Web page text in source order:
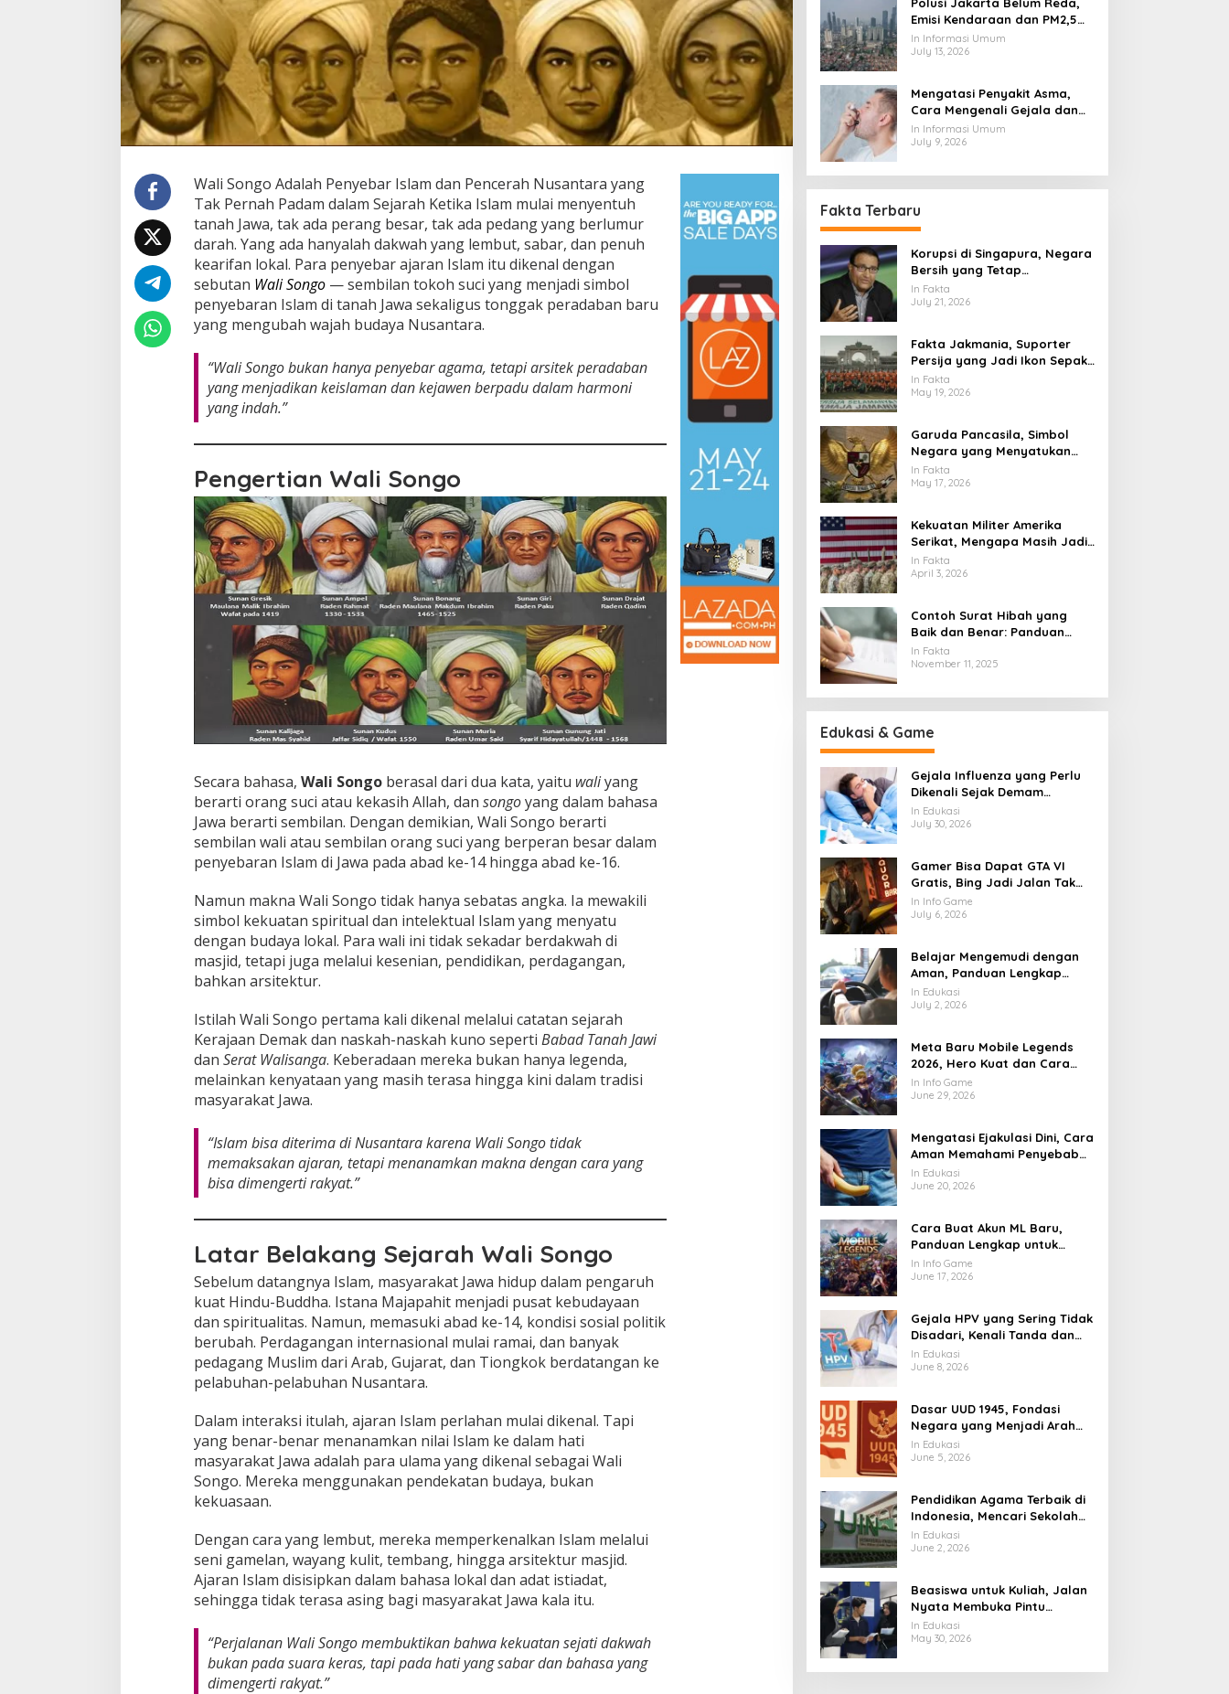
Wali Songo Adalah Penyebar Islam dan Pencerah Nusantara yang
Tak Pernah Padam dalam Sejarah Ketika Islam mulai menyentuh
tanah Jawa, tak ada perang besar, tak ada pedang yang berlumur
darah. Yang ada hanyalah dakwah yang lembut, sabar, dan penuh
kearifan lokal. Para penyebar ajaran Islam itu dikenal dengan
sebutan Wali Songo— sembilan tokoh suci yang menjadi simbol
penyebaran Islam di tanah Jawa sekaligus tonggak peradaban baru
yang mengubah wajah budaya Nusantara.
“Wali Songo bukan hanya penyebar agama, tetapi arsitek peradaban
yang menjadikan keislaman dan kejawen berpadu dalam harmoni
yang indah.”
Pengertian Wali Songo
Secara bahasa, Wali Songoberasal dari dua kata, yaitu waliyang
berarti orang suci atau kekasih Allah, dan songoyang dalam bahasa
Jawa berarti sembilan. Dengan demikian, Wali Songo berarti
sembilan wali atau sembilan orang suci yang berperan besar dalam
penyebaran Islam di Jawa pada abad ke-14 hingga abad ke-16.
Namun makna Wali Songo tidak hanya sebatas angka. Ia mewakili
simbol kekuatan spiritual dan intelektual Islam yang menyatu
dengan budaya lokal. Para wali ini tidak sekadar berdakwah di
masjid, tetapi juga melalui kesenian, pendidikan, perdagangan,
bahkan arsitektur.
Istilah Wali Songo pertama kali dikenal melalui catatan sejarah
Kerajaan Demak dan naskah-naskah kuno seperti Babad Tanah Jawi
dan Serat Walisanga. Keberadaan mereka bukan hanya legenda,
melainkan kenyataan yang masih terasa hingga kini dalam tradisi
masyarakat Jawa.
“Islam bisa diterima di Nusantara karena Wali Songo tidak
memaksakan ajaran, tetapi menanamkan makna dengan cara yang
bisa dimengerti rakyat.”
Latar Belakang Sejarah Wali Songo
Sebelum datangnya Islam, masyarakat Jawa hidup dalam pengaruh
kuat Hindu-Buddha. Istana Majapahit menjadi pusat kebudayaan
dan spiritualitas. Namun, memasuki abad ke-14, kondisi sosial politik
berubah. Perdagangan internasional mulai ramai, dan banyak
pedagang Muslim dari Arab, Gujarat, dan Tiongkok berdatangan ke
pelabuhan-pelabuhan Nusantara.
Dalam interaksi itulah, ajaran Islam perlahan mulai dikenal. Tapi
yang benar-benar menanamkan nilai Islam ke dalam hati
masyarakat Jawa adalah para ulama yang dikenal sebagai Wali
Songo. Mereka menggunakan pendekatan budaya, bukan
kekuasaan.
Dengan cara yang lembut, mereka memperkenalkan Islam melalui
seni gamelan, wayang kulit, tembang, hingga arsitektur masjid.
Ajaran Islam disisipkan dalam bahasa lokal dan adat istiadat,
sehingga tidak terasa asing bagi masyarakat Jawa kala itu.
“Perjalanan Wali Songo membuktikan bahwa kekuatan sejati dakwah
bukan pada suara keras, tapi pada hati yang sabar dan bahasa yang
dimengerti rakyat.”
Polusi Jakarta Belum Reda,
Emisi Kendaraan dan PM2,5
Jadi Sorotan
In Informasi Umum
July 13, 2026
Mengatasi Penyakit Asma,
Cara Mengenali Gejala dan
Menjaga Napas Tetap
Terkendali
In Informasi Umum
July 9, 2026
Fakta Terbaru
Korupsi di Singapura, Negara
Bersih yang Tetap
Menghadapi Ujian Integritas
In Fakta
July 21, 2026
Fakta Jakmania, Suporter
Persija yang Jadi Ikon Sepak
Bola Ibu Kota
In Fakta
May 19, 2026
Garuda Pancasila, Simbol
Negara yang Menyatukan
Banyak Wajah Indonesia
In Fakta
May 17, 2026
Kekuatan Militer Amerika
Serikat, Mengapa Masih Jadi
Acuan Dunia
In Fakta
April 3, 2026
Contoh Surat Hibah yang
Baik dan Benar: Panduan
Lengkap untuk Hibah dari
Orang Tua ke Anak
In Fakta
November 11, 2025
Edukasi & Game
Gejala Influenza yang Perlu
Dikenali Sejak Demam
Mendadak Muncul
In Edukasi
July 30, 2026
Gamer Bisa Dapat GTA VI
Gratis, Bing Jadi Jalan Tak
Terduga
In Info Game
July 6, 2026
Belajar Mengemudi dengan
Aman, Panduan Lengkap
agar Lebih Percaya Diri di
Jalan
In Edukasi
July 2, 2026
Meta Baru Mobile Legends
2026, Hero Kuat dan Cara
Main yang Mulai Berubah
In Info Game
June 29, 2026
Mengatasi Ejakulasi Dini, Cara
Aman Memahami Penyebab
dan Langkah Penanganannya
In Edukasi
June 20, 2026
Cara Buat Akun ML Baru,
Panduan Lengkap untuk
Pemain yang Ingin Masuk
Land of Dawn
In Info Game
June 17, 2026
Gejala HPV yang Sering Tidak
Disadari, Kenali Tanda dan
Risikonya Sejak Awal
In Edukasi
June 8, 2026
Dasar UUD 1945, Fondasi
Negara yang Menjadi Arah
Hidup Berbangsa
In Edukasi
June 5, 2026
Pendidikan Agama Terbaik di
Indonesia, Mencari Sekolah
Iman yang Membentuk Akhlak
In Edukasi
June 2, 2026
Beasiswa untuk Kuliah, Jalan
Nyata Membuka Pintu
Pendidikan Tinggi
In Edukasi
May 30, 2026